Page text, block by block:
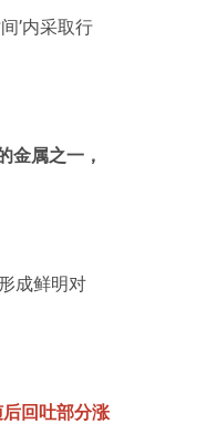
’内采取行
金属之一，
成鲜明对
回吐部分涨